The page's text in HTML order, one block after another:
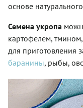
основе натурального
Семена укропа
картофелем,
для приготовления
баранины, рыбы,